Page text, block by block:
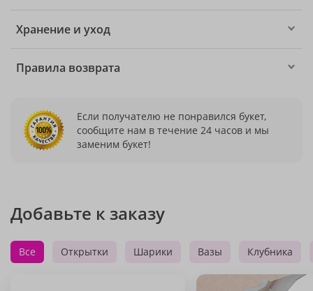
Хранение и уход
Правила возврата
Если получателю не понравился букет,
сообщите нам в течение 24 часов и мы
заменим букет!
Добавьте к заказу
Все Открытки Шарики Вазы Клубника